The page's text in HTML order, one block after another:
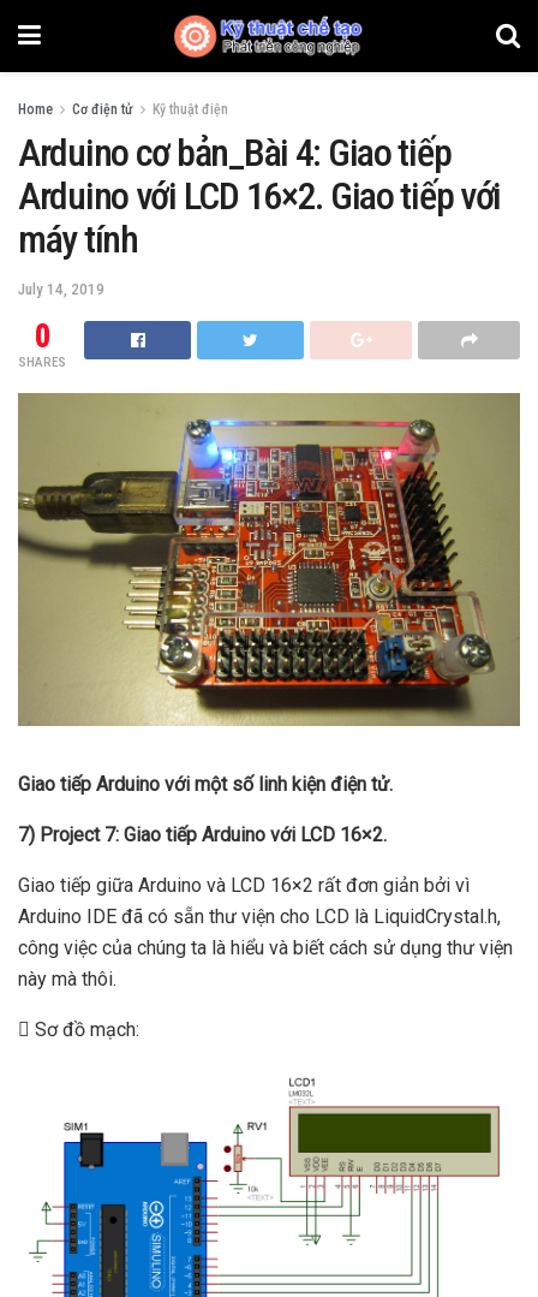
Home Cơ điện tử Kỹ thuật điện
Arduino cơ bản_Bài 4: Giao tiếp
Arduino với LCD 16×2. Giao tiếp với
máy tính
July 14, 2019
0
SHARES
Giao tiếp Arduino với một số linh kiện điện tử.
7) Project 7: Giao tiếp Arduino với LCD 16×2.
Giao tiếp giữa Arduino và LCD 16×2 rất đơn giản bởi vì
Arduino IDE đã có sẵn thư viện cho LCD là LiquidCrystal.h,
công việc của chúng ta là hiểu và biết cách sử dụng thư viện
này mà thôi.
 Sơ đồ mạch: